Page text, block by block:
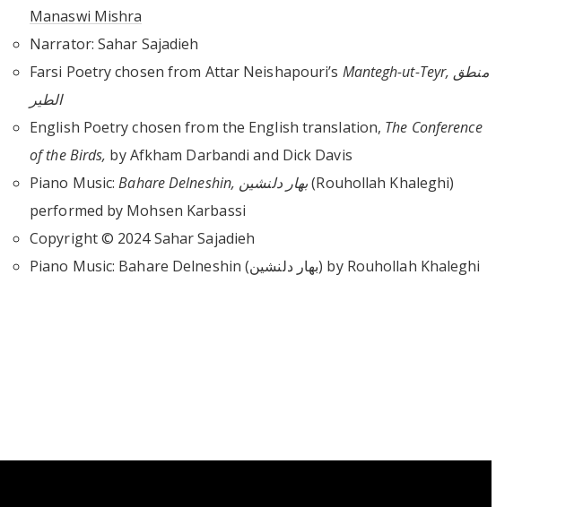
Manaswi Mishra
Narrator: Sahar Sajadieh
Farsi Poetry chosen from Attar Neishapouri’s Mantegh-ut-Teyr, منطق
الطیر
English Poetry chosen from the English translation, The Conference
of the Birds, by Afkham Darbandi and Dick Davis
Piano Music:
Bahare Delneshin, بهار دلنشین(Rouhollah Khaleghi)
performed by Mohsen Karbassi
Copyright © 2024Sahar Sajadieh
Piano Music: Bahare Delneshin ( بهار دلنشین) by Rouhollah Khaleghi